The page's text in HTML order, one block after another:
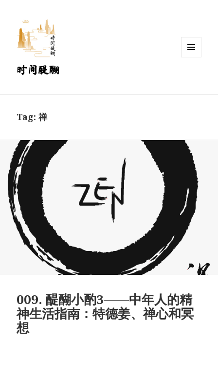
时间醍醐
Tag:禅
009. 醍醐小酌3——中年人的精
神生活指南：特德姜、禅心和冥
想